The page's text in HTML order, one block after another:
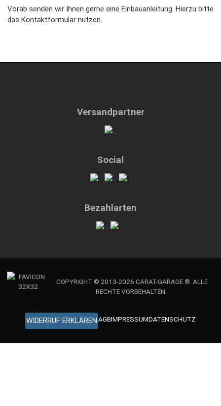
Vorab senden wir Ihnen gerne eine Einbauanleitung. Hierzu bitte
das Kontaktformular nutzen.
Versandpartner
Social
Bezahlarten
COPYRIGHT © 2013-2026 CARAT-GARAGE ®. ALLE
RECHTE VORBEHALTEN.
WIDERRUF ERKLÄREN AGBIMPRESSUMDATENSCHUTZ